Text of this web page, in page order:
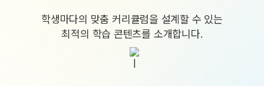
학생마다의 맞춤 커리큘럼을 설계할 수 있는
최적의 학습 콘텐츠를 소개합니다.